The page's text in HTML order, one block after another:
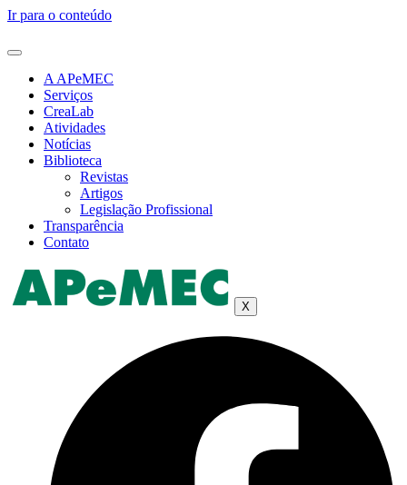
Ir para o conteúdo
A APeMEC
Serviços
CreaLab
Atividades
Notícias
Biblioteca
Revistas
Artigos
Legislação Profissional
Transparência
Contato
X